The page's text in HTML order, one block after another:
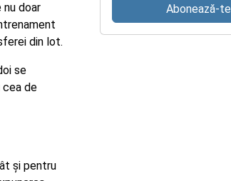
nu doar
din lot.
se
cea de
și pentru
Abonează-te